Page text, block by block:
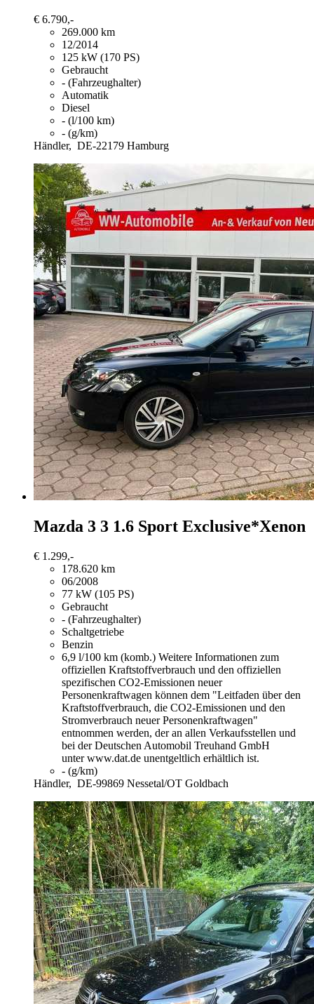
€ 6.790,-
269.000 km
12/2014
125 kW (170 PS)
Gebraucht
- (Fahrzeughalter)
Automatik
Diesel
- (l/100 km)
- (g/km)
Händler, DE-22179 Hamburg
Mazda 3 3 1.6 Sport Exclusive*Xenon
€ 1.299,-
178.620 km
06/2008
77 kW (105 PS)
Gebraucht
- (Fahrzeughalter)
Schaltgetriebe
Benzin
6,9 l/100 km (komb.) Weitere Informationen zum
offiziellen Kraftstoffverbrauch und den offiziellen
spezifischen CO2-Emissionen neuer
Personenkraftwagen können dem "Leitfaden über den
Kraftstoffverbrauch, die CO2-Emissionen und den
Stromverbrauch neuer Personenkraftwagen"
entnommen werden, der an allen Verkaufsstellen und
bei der Deutschen Automobil Treuhand GmbH
unter www.dat.de unentgeltlich erhältlich ist.
- (g/km)
Händler, DE-99869 Nessetal/OT Goldbach